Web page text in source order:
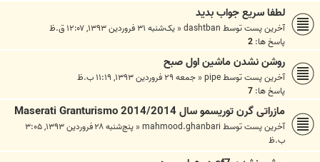
لطفا سریع جواب بدید
آخرین پست توسطdashtban
« یک‌شنبه ۳۱ فروردین ۱۳۹۳, ۱۲:۰۷ ق.ظ
پاسخ ها: 2
روشن نشدن ماشین اول صبح
آخرین پست توسطpipe
« جمعه ۲۹ فروردین ۱۳۹۳, ۱۱:۱۹ ب.ظ
پاسخ ها: 7
مازراتی گرن توریسمو سال 2014/2014 Maserati Granturismo
آخرین پست توسطmahmood.ghanbari
«
پنج‌شنبه ۲۸ فروردین ۱۳۹۳, ۳:۰۵
ب.ظ